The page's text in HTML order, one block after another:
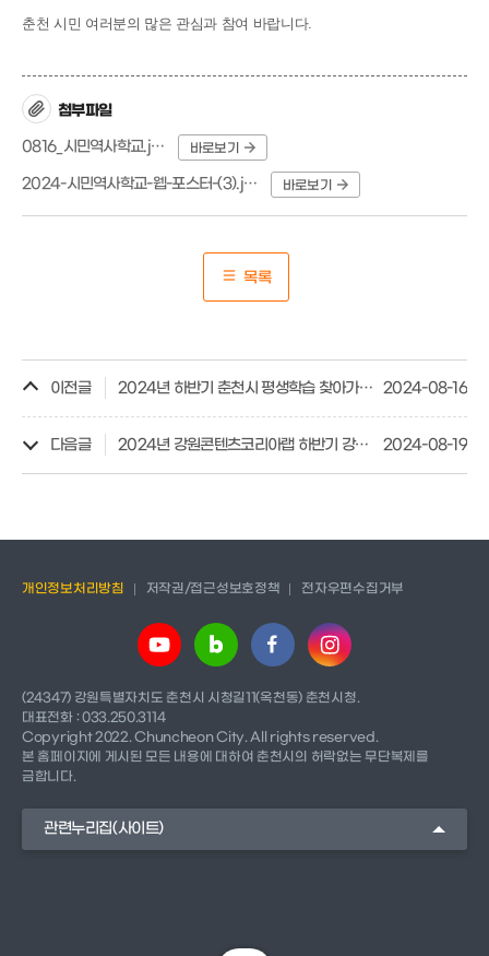
춘천 시민 여러분의 많은 관심과 참여 바랍니다.
첨부파일
0816_시민역사학교.jpg
바로보기
2024-시민역사학교-웹-포스터-(3).jpg 바로보기
목록
이전글 2024년 하반기 춘천시 평생학습 찾아가는 방문강좌 수강생 모집 2024-08-16
다음글 2024년 강원콘텐츠코리아랩 하반기 강콘스쿨 교육생 모집 2024-08-19
개인정보처리방침 저작권/접근성보호정책 전자우편수집거부
(24347) 강원특별자치도 춘천시 시청길11(옥천동) 춘천시청.
대표전화 : 033.250.3114
Copyright 2022. Chuncheon City. All rights reserved.
본 홈페이지에 게시된 모든 내용에 대하여 춘천시의 허락없는 무단복제를
금합니다.
관련누리집(사이트)